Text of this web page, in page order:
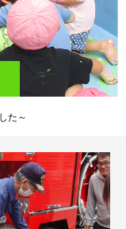
た～